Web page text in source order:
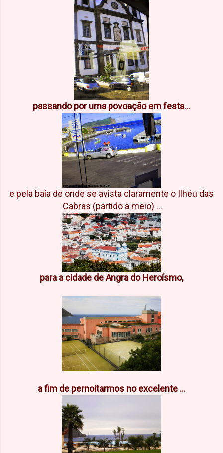
passando por uma povoação em festa...
e pela baía de onde se avista claramente o Ilhéu das
Cabras (partido a meio) ...
para a cidade de Angra do Heroísmo,
a fim de pernoitarmos no excelente ...